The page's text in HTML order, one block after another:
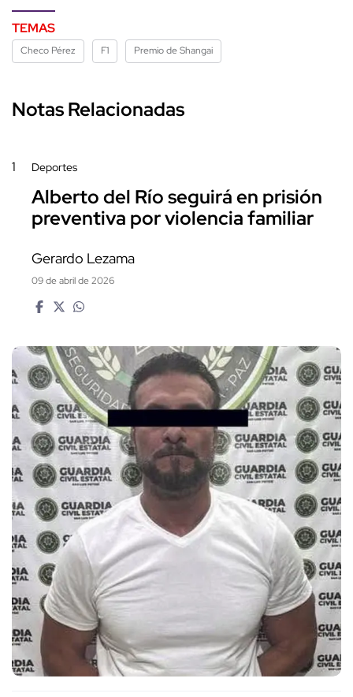
TEMAS
Checo Pérez F1 Premio de Shangai
Notas Relacionadas
1 Deportes
Alberto del Río seguirá en prisión
preventiva por violencia familiar
Gerardo Lezama
09 de abril de 2026